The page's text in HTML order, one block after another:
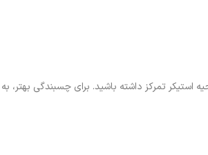
تمرکز داشته باشید. برای چسبندگی بهتر، به